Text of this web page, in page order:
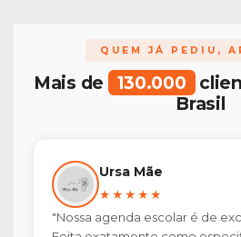
QUEM JÁ PEDIU,
Mais de 130.000
Brasil
Ursa Mãe
★★★★★
"Nossa agenda escolar é de